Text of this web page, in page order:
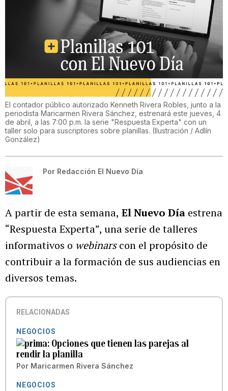
El contador público autorizado Kenneth Rivera Robles, junto a la
periodista Maricarmen Rivera Sánchez, estrenará este jueves, 4
de abril, a las 7:00 p.m. la serie "Respuesta Experta" con un
taller solo para suscriptores sobre planillas. (Ilustración / Adlín
González)
Por Redacción El Nuevo Día
A partir de esta semana, El Nuevo Día estrena
“Respuesta Experta”, una serie de talleres
informativos o webinarscon el propósito de
contribuir a la formación de sus audiencias en
diversos temas.
RELACIONADAS
NEGOCIOS
Opciones que tienen las parejas al
rendir la planilla
Por Maricarmen Rivera Sánchez
NEGOCIOS